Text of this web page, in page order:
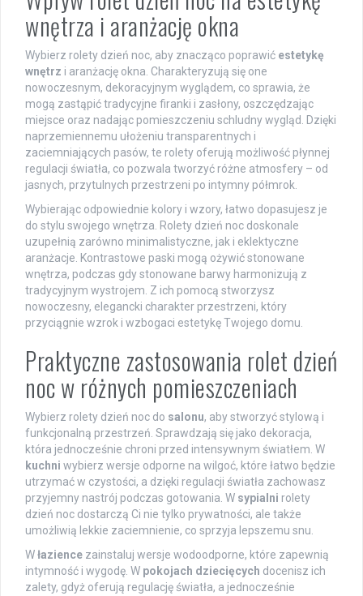
wnętrza i aranżację okna
Wybierz rolety dzień noc, aby znacząco poprawić estetykę
wnętrz i aranżację okna. Charakteryzują się one
nowoczesnym, dekoracyjnym wyglądem, co sprawia, że
mogą zastąpić tradycyjne firanki i zasłony, oszczędzając
miejsce oraz nadając pomieszczeniu schludny wygląd. Dzięki
naprzemiennemu ułożeniu transparentnych i
zaciemniających pasów, te rolety oferują możliwość płynnej
regulacji światła, co pozwala tworzyć różne atmosfery – od
jasnych, przytulnych przestrzeni po intymny półmrok.
Wybierając odpowiednie kolory i wzory, łatwo dopasujesz je
do stylu swojego wnętrza. Rolety dzień noc doskonale
uzupełnią zarówno minimalistyczne, jak i eklektyczne
aranżacje. Kontrastowe paski mogą ożywić stonowane
wnętrza, podczas gdy stonowane barwy harmonizują z
tradycyjnym wystrojem. Z ich pomocą stworzysz
nowoczesny, elegancki charakter przestrzeni, który
przyciągnie wzrok i wzbogaci estetykę Twojego domu.
Praktyczne zastosowania rolet dzień
noc w różnych pomieszczeniach
Wybierz rolety dzień noc do salonu, aby stworzyć stylową i
funkcjonalną przestrzeń. Sprawdzają się jako dekoracja,
która jednocześnie chroni przed intensywnym światłem. W
kuchni wybierz wersje odporne na wilgoć, które łatwo będzie
utrzymać w czystości, a dzięki regulacji światła zachowasz
przyjemny nastrój podczas gotowania. W sypialni rolety
dzień noc dostarczą Ci nie tylko prywatności, ale także
umożliwią lekkie zaciemnienie, co sprzyja lepszemu snu.
Włazience zainstaluj wersje wodoodporne, które zapewnią
intymność i wygodę. W pokojach dziecięcych docenisz ich
zalety, gdyż oferują regulację światła, a jednocześnie